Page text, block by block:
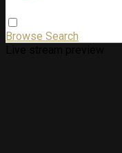
Browse Search